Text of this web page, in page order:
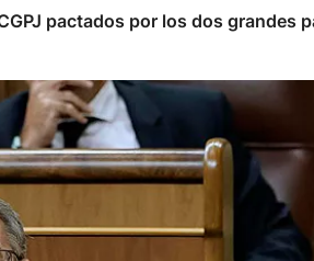
pactados por los dos grandes